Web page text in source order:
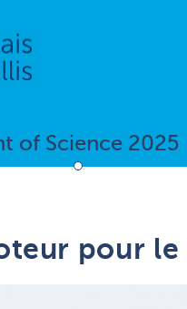
of Science 2025
pour